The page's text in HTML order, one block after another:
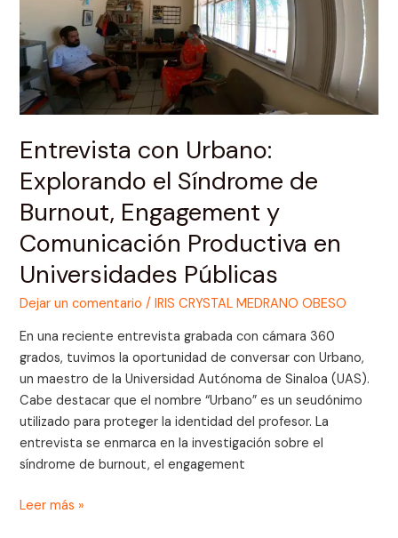
Entrevista con Urbano:
Explorando el Síndrome de
Burnout, Engagement y
Comunicación Productiva en
Universidades Públicas
Dejar un comentario /IRIS CRYSTAL MEDRANO OBESO
En una reciente entrevista grabada con cámara 360
grados, tuvimos la oportunidad de conversar con Urbano,
un maestro de la Universidad Autónoma de Sinaloa (UAS).
Cabe destacar que el nombre “Urbano” es un seudónimo
utilizado para proteger la identidad del profesor. La
entrevista se enmarca en la investigación sobre el
síndrome de burnout, el engagement
Síndrome
de
Burnout,
Engagement
y
Productiva
en
Universidades
Públicas
Leer más »